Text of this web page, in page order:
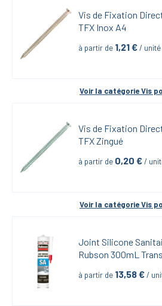
Vis de Fixation
TFX Inox A4
à partir de 1,21 € / unité
Voir la catégorie Vis
Vis de Fixation
TFX Zingué
à partir de 0,20 € /
Voir la catégorie Vis
Joint Silicone
Rubson 300mL
à partir de 13,58 € /